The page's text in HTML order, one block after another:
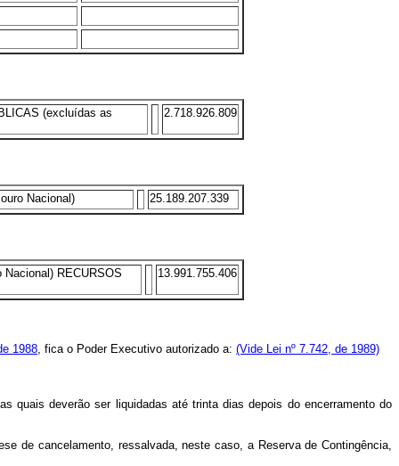
(excluídas as 2.718.926.809
Nacional) 25.189.207.339
RECURSOS 13.991.755.406
1988, fica o Poder Executivo autorizado a: (Vide Lei nº 7.742, de 1989)
quais deverão ser liquidadas até trinta dias depois do encerramento do
de cancelamento, ressalvada, neste caso, a Reserva de Contingência,